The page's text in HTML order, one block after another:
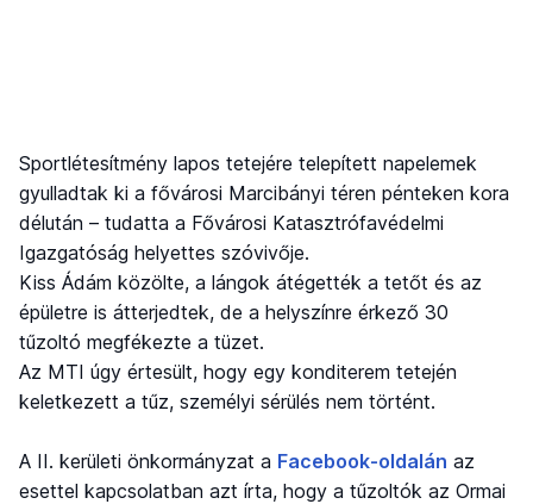
Sportlétesítmény lapos tetejére telepített napelemek
gyulladtak ki a fővárosi Marcibányi téren pénteken kora
délután – tudatta a Fővárosi Katasztrófavédelmi
Igazgatóság helyettes szóvivője.
Kiss Ádám közölte, a lángok átégették a tetőt és az
épületre is átterjedtek, de a helyszínre érkező 30
tűzoltó megfékezte a tüzet.
Az MTI úgy értesült, hogy egy konditerem tetején
keletkezett a tűz, személyi sérülés nem történt.
A II. kerületi önkormányzat a Facebook-oldalán az
esettel kapcsolatban azt írta, hogy a tűzoltók az Ormai